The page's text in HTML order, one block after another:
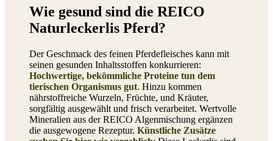
Wie gesund sind die REICO
Naturleckerlis Pferd?
Der Geschmack des feinen Pferdefleisches kann mit
seinen gesunden Inhaltsstoffen konkurrieren:
Hochwertige, bekömmliche Proteine tun dem
tierischen Organismus gut. Hinzu kommen
nährstoffreiche Wurzeln, Früchte, und Kräuter,
sorgfältig ausgewählt und frisch verarbeitet. Wertvolle
Mineralien aus der REICO Algenmischung ergänzen
die ausgewogene Rezeptur. Künstliche Zusätze